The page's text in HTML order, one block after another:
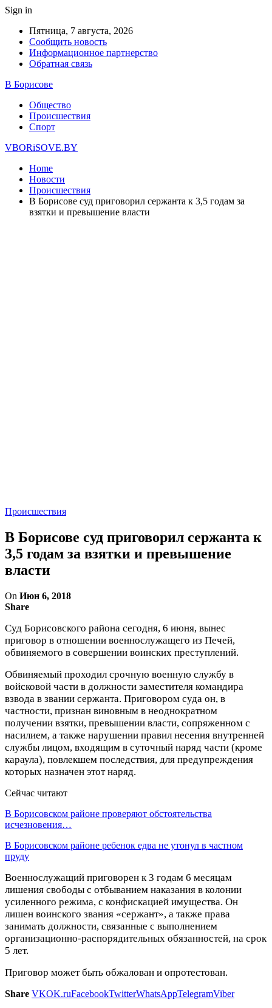
Sign in
Пятница, 7 августа, 2026
Сообщить новость
Информационное партнерство
Обратная связь
В Борисове
Общество
Происшествия
Спорт
VBORiSOVE.BY
Home
Новости
Происшествия
В Борисове суд приговорил сержанта к 3,5 годам за
взятки и превышение власти
Происшествия
В Борисове суд приговорил сержанта к
3,5 годам за взятки и превышение
власти
On Июн 6, 2018
Share
Cуд Борисовского района сегодня, 6 июня, вынес
приговор в отношении военнослужащего из Печей,
обвиняемого в совершении воинских преступлений.
Обвиняемый проходил срочную военную службу в
войсковой части в должности заместителя командира
взвода в звании сержанта. Приговором суда он, в
частности, признан виновным в неоднократном
получении взятки, превышении власти, сопряженном с
насилием, а также нарушении правил несения внутренней
службы лицом, входящим в суточный наряд части (кроме
караула), повлекшем последствия, для предупреждения
которых назначен этот наряд.
Сейчас читают
В Борисовском районе проверяют обстоятельства
исчезновения…
В Борисовском районе ребенок едва не утонул в частном
пруду
Военнослужащий приговорен к 3 годам 6 месяцам
лишения свободы с отбыванием наказания в колонии
усиленного режима, с конфискацией имущества. Он
лишен воинского звания «сержант», а также права
занимать должности, связанные с выполнением
организационно-распорядительных обязанностей, на срок
5 лет.
Приговор может быть обжалован и опротестован.
Share VKOK.ruFacebookTwitterWhatsAppTelegramViber